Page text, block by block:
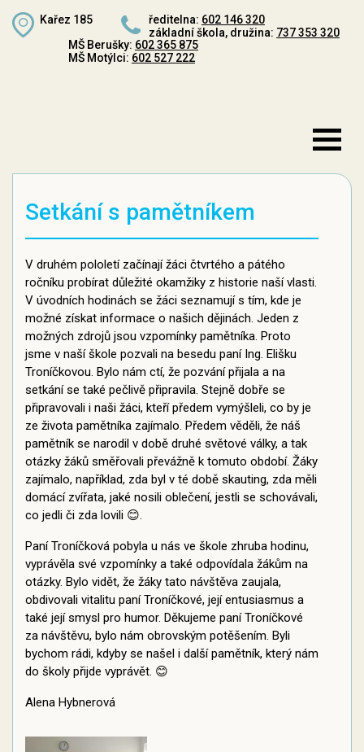
Kařez 185 ředitelna: 602 146 320
základní škola, družina: 737 353 320
MŠ Berušky: 602 365 875
MŠ Motýlci: 602 527 222
Setkání s pamětníkem
V druhém pololetí začínají žáci čtvrtého a pátého
ročníku probírat důležité okamžiky z historie naší vlasti.
V úvodních hodinách se žáci seznamují s tím, kde je
možné získat informace o našich dějinách. Jeden z
možných zdrojů jsou vzpomínky pamětníka. Proto
jsme v naší škole pozvali na besedu paní Ing. Elišku
Troníčkovou. Bylo nám ctí, že pozvání přijala a na
setkání se také pečlivě připravila. Stejně dobře se
připravovali i naši žáci, kteří předem vymýšleli, co by je
ze života pamětníka zajímalo. Předem věděli, že náš
pamětník se narodil v době druhé světové války, a tak
otázky žáků směřovali převážně k tomuto období. Žáky
zajímalo, například, zda byl v té době skauting, zda měli
domácí zvířata, jaké nosili oblečení, jestli se schovávali,
co jedli či zda lovili 😊.
Paní Troníčková pobyla u nás ve škole zhruba hodinu,
vyprávěla své vzpomínky a také odpovídala žákům na
otázky. Bylo vidět, že žáky tato návštěva zaujala,
obdivovali vitalitu paní Troníčkové, její entusiasmus a
také její smysl pro humor. Děkujeme paní Troníčkové
za návštěvu, bylo nám obrovským potěšením. Byli
bychom rádi, kdyby se našel i další pamětník, který nám
do školy přijde vyprávět. 😊
Alena Hybnerová